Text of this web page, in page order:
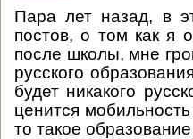
Пара лет назад, в
постов, о том как я
после школы, мне
русского
будет никакого
ценится
то такое